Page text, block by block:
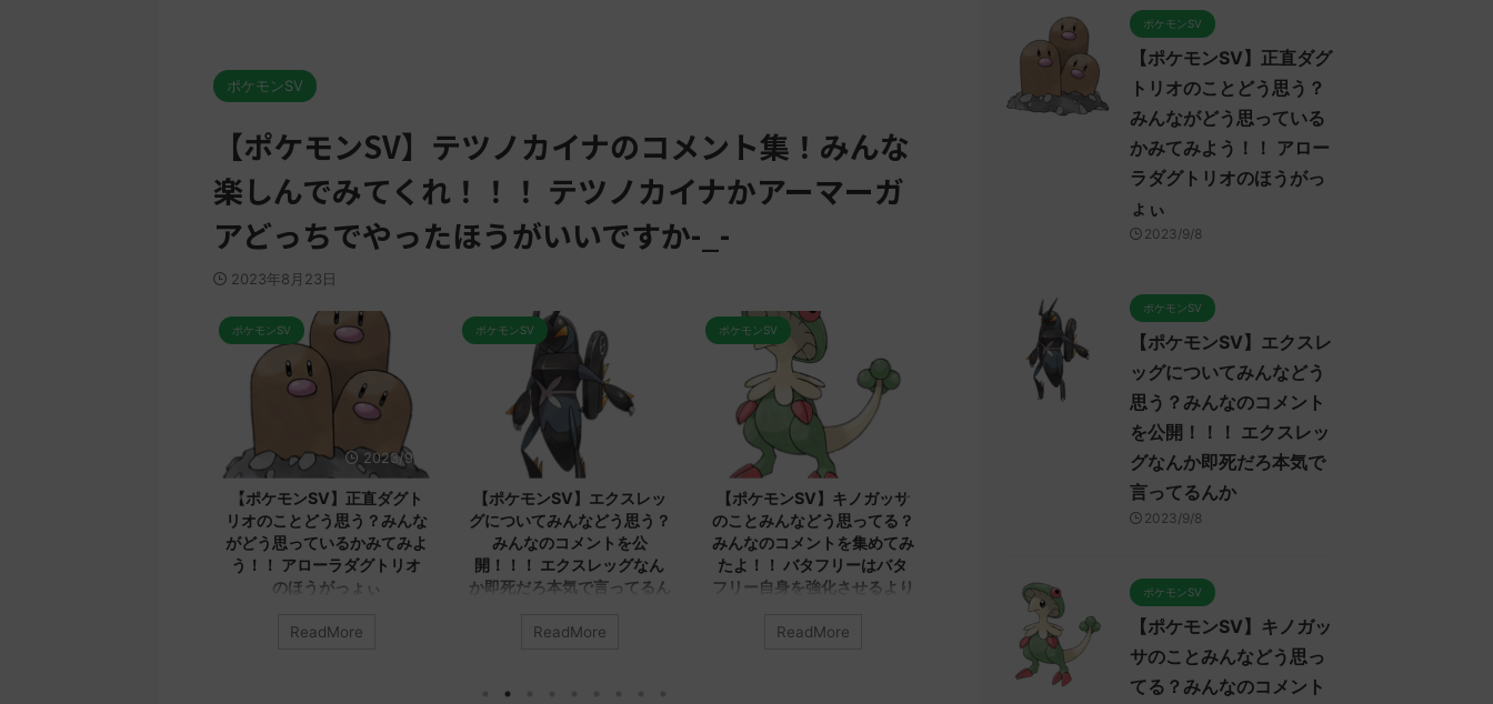
ポケモンSV
【ポケモンSV】テツノカイナのコメント集！みんな
楽しんでみてくれ！！！ テツノカイナかアーマーガ
アどっちでやったほうがいいですか-_-
2023年8月23日
ポケモンSV
2023/9/8
【ポケモンSV】エクスレッ
グについてみんなどう思う？
みんなのコメントを公
開！！！ エクスレッグなん
か即死だろ本気で言ってるん
みんなは「エクスレッグ」につい
ReadMore
ポケモンSV
【ポケモンSV】キノガッサ
のことみんなどう思ってる？
みんなのコメントを集めてみ
たよ！！ バタフリーはバタ
フリー自身を強化させるより
ラさせる方が評価上がる
ReadMore
ポケモンSV
【ポケモンSV】みんなのア
ヤシシについてのコメントを
集めました！！！ アヤシ
シ、ダブルでトリル貼る就職
先が1番かもしれないけどヤ
くないトリル要員だから今ひ
ReadMore
2023/9/7
【ポケモンSV】ポケモンSV
プレイヤーのトゲキッスに対
ではあるけど上取れたら劇的
に有利になれるようなエース
が今は見あたらない全盛期ポ
イヒガッサかトゲキッスが欲
しい
ReadMore
【ポケモンSV】みんなのマ
みんなは「マンムー」についてど
う思ってる？ 初めの記事 元のス
レ："https://medaka.5ch.net/test
/read.cgi/poke/1687361463/" 反
ReadMore
ポケモンSV
【ポケモンSV】正直ダグ
トリオのことどう思う？
みんながどう思っている
かみてみよう！！ アロー
ラダグトリオのほうがっ
ょぃ
2023/9/8
ポケモンSV
【ポケモンSV】エクスレ
ッグについてみんなどう
思う？みんなのコメント
を公開！！！ エクスレッ
グなんか即死だろ本気で
言ってるんか
2023/9/8
ポケモンSV
【ポケモンSV】キノガッ
サのことみんなどう思っ
てる？みんなのコメント